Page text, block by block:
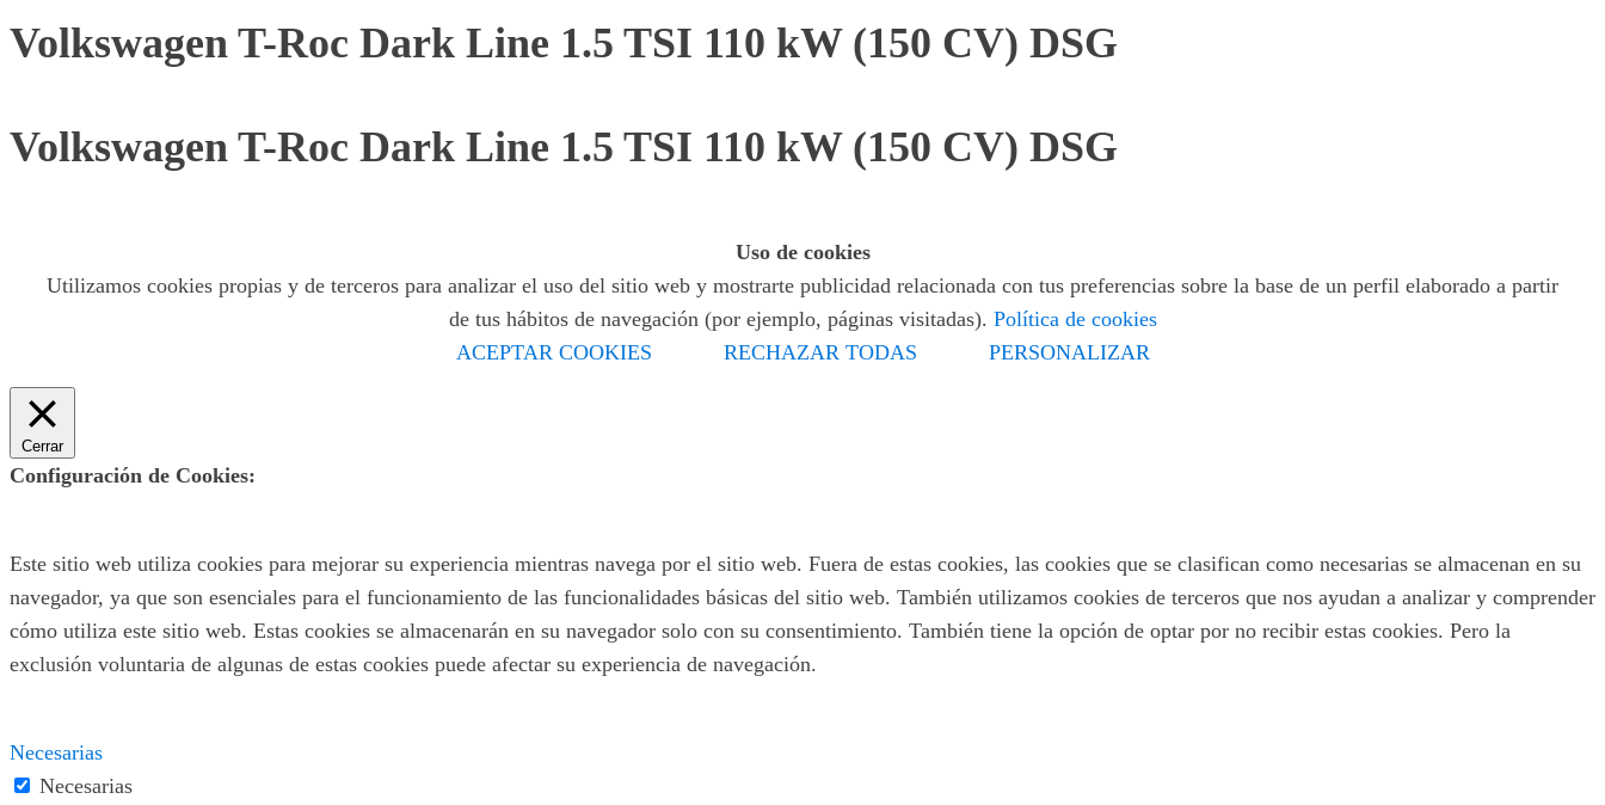
Volkswagen T-Roc Dark Line 1.5 TSI 110 kW (150 CV) DSG
Volkswagen T-Roc Dark Line 1.5 TSI 110 kW (150 CV) DSG
Uso de cookies
Utilizamos cookies propias y de terceros para analizar el uso del sitio web y mostrarte publicidad relacionada con tus preferencias sobre la base de un perfil elaborado a partir
de tus hábitos de navegación (por ejemplo, páginas visitadas). Política de cookies
ACEPTAR COOKIES
RECHAZAR TODAS PERSONALIZAR
Cerrar
Configuración de Cookies:
Este sitio web utiliza cookies para mejorar su experiencia mientras navega por el sitio web. Fuera de estas cookies, las cookies que se clasifican como necesarias se almacenan en su
navegador, ya que son esenciales para el funcionamiento de las funcionalidades básicas del sitio web. También utilizamos cookies de terceros que nos ayudan a analizar y comprender
cómo utiliza este sitio web. Estas cookies se almacenarán en su navegador solo con su consentimiento. También tiene la opción de optar por no recibir estas cookies. Pero la
exclusión voluntaria de algunas de estas cookies puede afectar su experiencia de navegación.
Necesarias
Necesarias